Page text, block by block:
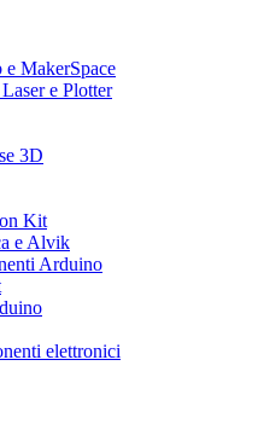
MakerSpace
e Plotter
3D
Kit
e Alvik
Arduino
elettronici